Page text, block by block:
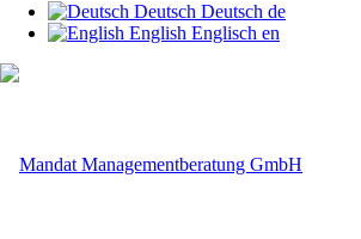
Deutsch Deutsch de
English Englisch en